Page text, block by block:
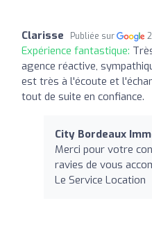
Clarisse Publiée sur
Expérience fantastique:
agence réactive,
est très à l'écoute et
tout de suite en confiance.
City Bordeaux
Merci pour votre
ravies de vous
Le Service Location